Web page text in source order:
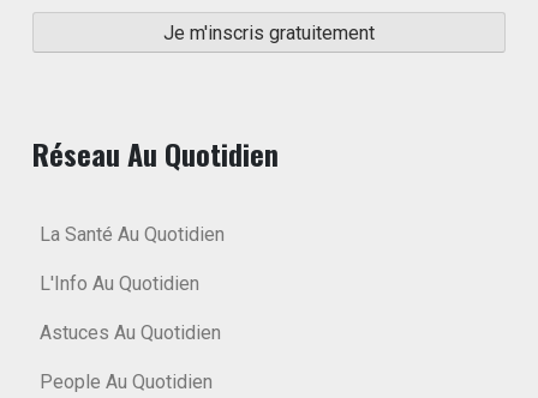
Réseau Au Quotidien
La Santé Au Quotidien
L'Info Au Quotidien
Astuces Au Quotidien
People Au Quotidien